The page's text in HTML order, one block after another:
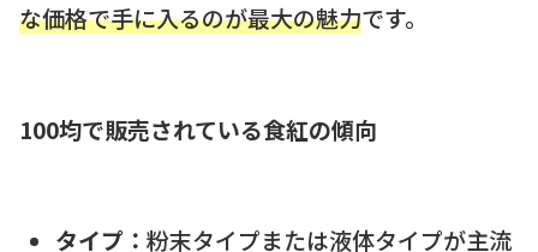
な価格で手に入るのが最大の魅力です。
100均で販売されている食紅の傾向
タイプ： 粉末タイプまたは液体タイプが主流